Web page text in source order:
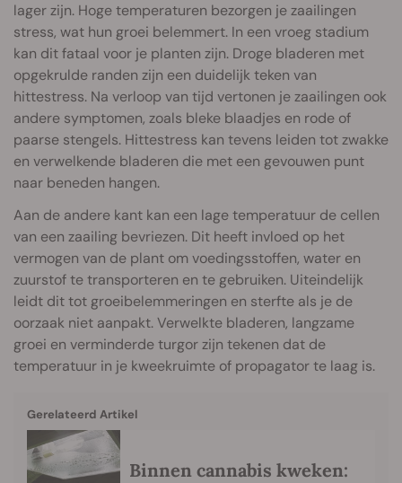
lager zijn. Hoge temperaturen bezorgen je zaailingen
stress, wat hun groei belemmert. In een vroeg stadium
kan dit fataal voor je planten zijn. Droge bladeren met
opgekrulde randen zijn een duidelijk teken van
hittestress. Na verloop van tijd vertonen je zaailingen ook
andere symptomen, zoals bleke blaadjes en rode of
paarse stengels. Hittestress kan tevens leiden tot zwakke
en verwelkende bladeren die met een gevouwen punt
naar beneden hangen.
Aan de andere kant kan een lage temperatuur de cellen
van een zaailing bevriezen. Dit heeft invloed op het
vermogen van de plant om voedingsstoffen, water en
zuurstof te transporteren en te gebruiken. Uiteindelijk
leidt dit tot groeibelemmeringen en sterfte als je de
oorzaak niet aanpakt. Verwelkte bladeren, langzame
groei en verminderde turgor zijn tekenen dat de
temperatuur in je kweekruimte of propagator te laag is.
Gerelateerd Artikel
Binnen cannabis kweken: